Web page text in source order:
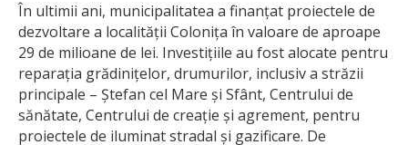
În ultimii ani, municipalitatea a finanțat proiectele de
dezvoltare a localității Colonița în valoare de aproape
29 de milioane de lei. Investițiile au fost alocate pentru
reparația grădinițelor, drumurilor, inclusiv a străzii
principale – Ștefan cel Mare și Sfânt, Centrului de
sănătate, Centrului de creație și agrement, pentru
proiectele de iluminat stradal și gazificare. De